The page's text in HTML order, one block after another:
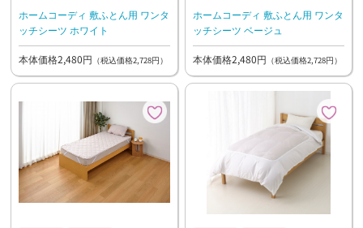
ホームコーディ 敷ふとん用 ワンタ
ッチシーツ ホワイト
本体価格2,480円 （税込価格2,728円）
ホームコーディ 敷ふとん用 ワンタ
ッチシーツ ベージュ
本体価格2,480円 （税込価格2,728円）